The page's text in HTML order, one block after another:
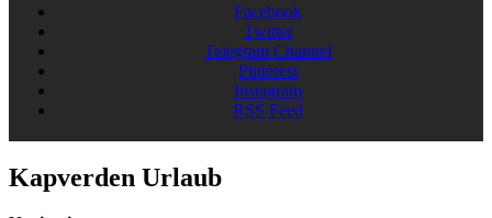
Facebook
Twitter
Telegram Channel
Pinterest
Instagram
RSS Feed
Kapverden Urlaub